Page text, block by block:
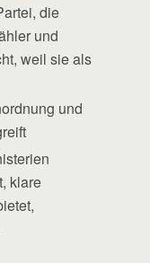
die
und
weil sie als
und
klare